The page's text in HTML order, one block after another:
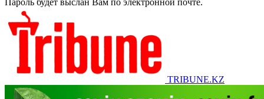
Пароль будет выслан Вам по электронной почте.
TRIBUNE.KZ